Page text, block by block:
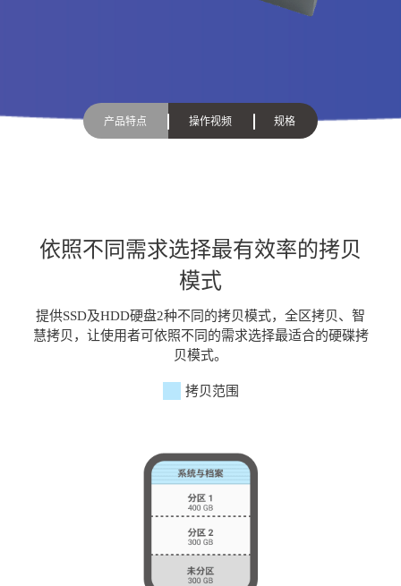
产品特点 操作视频 规格
依照不同需求选择最有效率的拷贝
模式
提供SSD及HDD硬盘2种不同的拷贝模式，全区拷贝、智
慧拷贝，让使用者可依照不同的需求选择最适合的硬碟拷
贝模式。
拷贝范围